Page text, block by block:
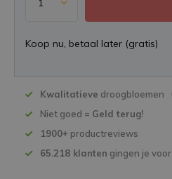
Koop nu, betaal later (gratis)
Kwalitatieve droogbloemen
Niet goed = Geld terug!
1900+ productreviews
65.218 klanten gingen je voor